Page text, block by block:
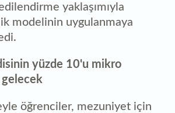
yaklaşımıyla
modelinin uygulanmaya
yüzde 10'u mikro
öğrenciler, mezuniyet için